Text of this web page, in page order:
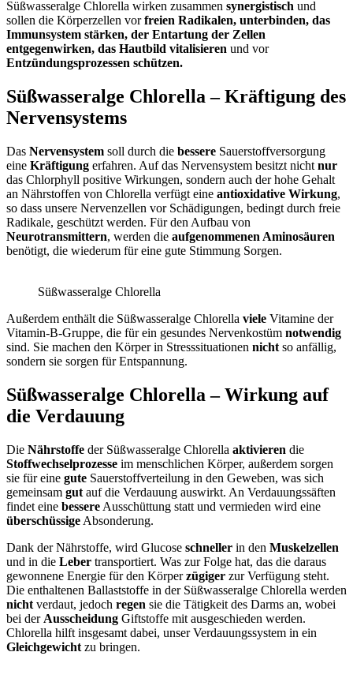
Süßwasseralge Chlorella wirken zusammen synergistisch und
sollen die Körperzellen vorfreien Radikalen, unterbinden, das
Immunsystem stärken, der Entartung der Zellen
entgegenwirken, das Hautbild vitalisieren und vor
Entzündungsprozessen schützen.
Süßwasseralge Chlorella – Kräftigung des
Nervensystems
Das Nervensystem soll durch die bessere Sauerstoffversorgung
eine Kräftigung erfahren. Auf das Nervensystem besitzt nicht nur
das Chlorphyll positive Wirkungen, sondern auch der hohe Gehalt
an Nährstoffen von Chlorella verfügt eine antioxidative Wirkung,
so dass unsere Nervenzellen vor Schädigungen, bedingt durch freie
Radikale, geschützt werden. Für den Aufbau von
Neurotransmittern, werden die aufgenommenen Aminosäuren
benötigt, die wiederum für eine gute Stimmung Sorgen.
Süßwasseralge Chlorella
Außerdem enthält die Süßwasseralge Chlorella viele Vitamine der
Vitamin-B-Gruppe, die für ein gesundes Nervenkostüm notwendig
sind. Sie machen den Körper in Stresssituationen nicht so anfällig,
sondern sie sorgen für Entspannung.
Süßwasseralge Chlorella – Wirkung auf
die Verdauung
Die Nährstoffe der Süßwasseralge Chlorella aktivieren die
Stoffwechselprozesse im menschlichen Körper, außerdem sorgen
sie für eine gute Sauerstoffverteilung in den Geweben, was sich
gemeinsam gut auf die Verdauung auswirkt. An Verdauungssäften
findet eine bessere Ausschüttung statt und vermieden wird eine
überschüssige Absonderung.
Dank der Nährstoffe, wird Glucose schneller in den Muskelzellen
und in die Leber transportiert. Was zur Folge hat, das die daraus
gewonnene Energie für den Körperzügiger zur Verfügung steht.
Die enthaltenen Ballaststoffe in der Süßwasseralge Chlorella werden
nicht verdaut, jedoch regen sie die Tätigkeit des Darms an, wobei
bei der Ausscheidung Giftstoffe mit ausgeschieden werden.
Chlorella hilft insgesamt dabei, unser Verdauungssystem in ein
Gleichgewicht zu bringen.